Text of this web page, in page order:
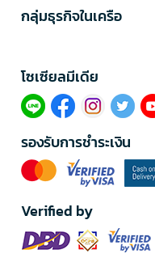
กลุ่มธุรกิจในเครือ
โซเซียลมีเดีย​
รองรับการชำระเงิน
Verified by